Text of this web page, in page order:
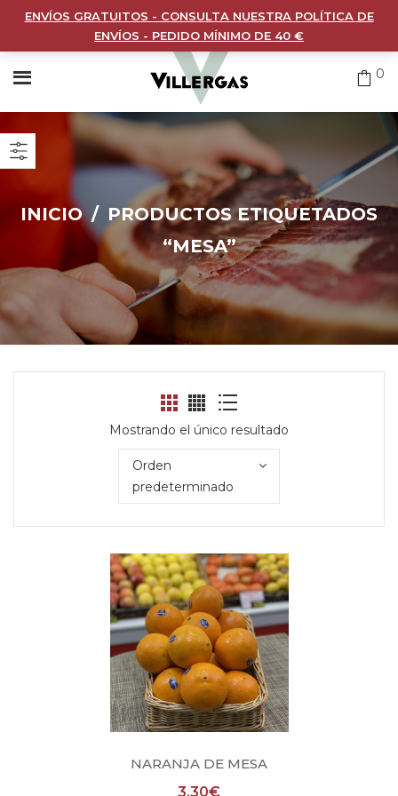
0
INICIO / PRODUCTOS ETIQUETADOS
“MESA”
Mostrando el único resultado
Orden
predeterminado
NARANJA DE MESA
3,30€
ENVÍOS GRATUITOS - CONSULTA NUESTRA POLÍTICA DE
ENVÍOS - PEDIDO MÍNIMO DE 40 €